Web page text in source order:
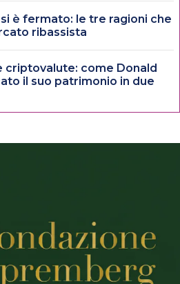
è fermato: le tre ragioni che
ribassista
criptovalute: come Donald
il suo patrimonio in due